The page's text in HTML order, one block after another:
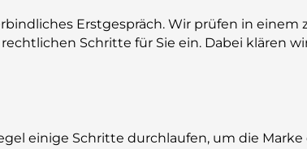
Erstgespräch. Wir prüfen in einem
Schritte für Sie ein. Dabei klären
einige Schritte durchlaufen, um die